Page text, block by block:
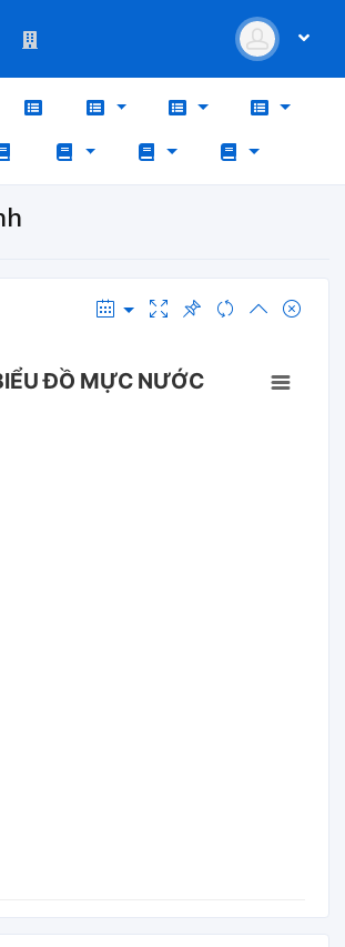
ĐỒ MỰC NƯỚC